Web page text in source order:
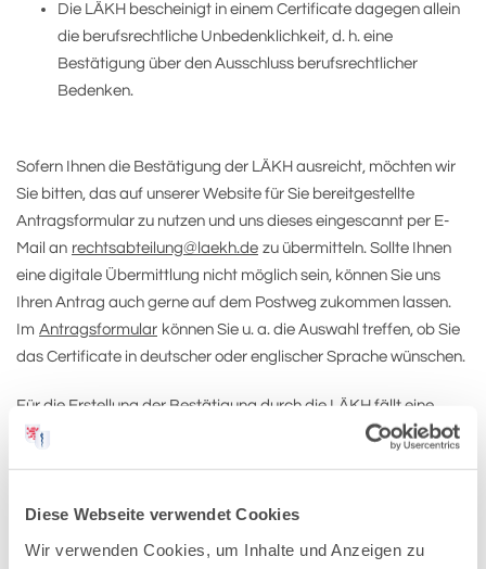
Diese Webseite verwendet Cookies
Wir verwenden Cookies, um Inhalte und Anzeigen zu
Die LÄKH bescheinigt in einem Certificate dagegen allein
die berufsrechtliche Unbedenklichkeit, d. h. eine
Bestätigung über den Ausschluss berufsrechtlicher
Bedenken.
Sofern Ihnen die Bestätigung der LÄKH ausreicht, möchten wir
Sie bitten, das auf unserer Website für Sie bereitgestellte
Antragsformular zu nutzen und uns dieses eingescannt per E-
Mail an rechtsabteilung@laekh.de zu übermitteln. Sollte Ihnen
eine digitale Übermittlung nicht möglich sein, können Sie uns
Ihren Antrag auch gerne auf dem Postweg zukommen lassen.
Im Antragsformular können Sie u. a. die Auswahl treffen, ob Sie
das Certificate in deutscher oder englischer Sprache wünschen.
Für die Erstellung der Bestätigung durch die LÄKH fällt eine
Gebühr in Höhe von 60,00 EUR gemäß § 1 Anlage I Nr. 1110 der
Kostenrechnung.
Ist der Direktversand an Dritte (z. B. HLfGP) gewünscht, bitten